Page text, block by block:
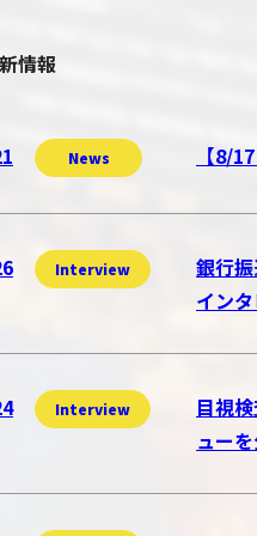
情報
News 【8/
Interview
銀行
イン
Interview
目視
ュー